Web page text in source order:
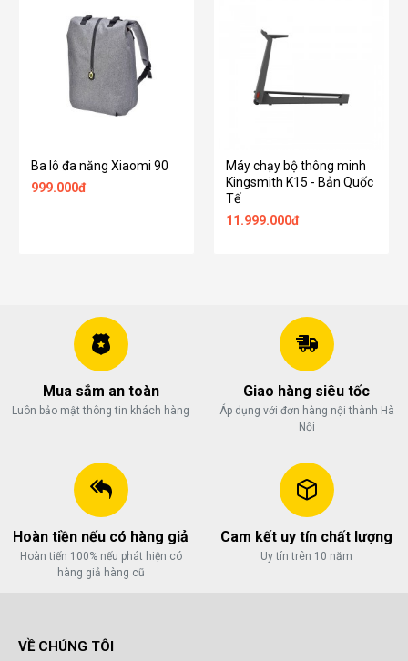
Ba lô đa năng Xiaomi 90
999.000đ
Máy chạy bộ thông minh
Kingsmith K15 - Bản Quốc
Tế
11.999.000đ
Mua sắm an toàn
Luôn bảo mật thông tin khách hàng
Giao hàng siêu tốc
Áp dụng với đơn hàng nội thành Hà
Nội
Hoàn tiền nếu có hàng giả
Hoàn tiến 100% nếu phát hiện có
hàng giả hàng cũ
Cam kết uy tín chất lượng
Uy tín trên 10 năm
VỀ CHÚNG TÔI